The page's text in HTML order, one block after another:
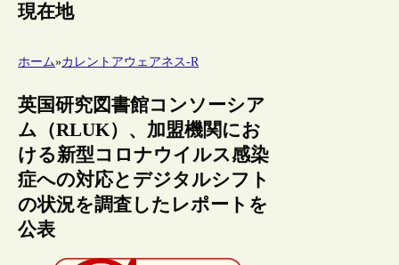
現在地
ホーム»カレントアウェアネス-R
英国研究図書館コンソーシア
ム（RLUK）、加盟機関にお
ける新型コロナウイルス感染
症への対応とデジタルシフト
の状況を調査したレポートを
公表